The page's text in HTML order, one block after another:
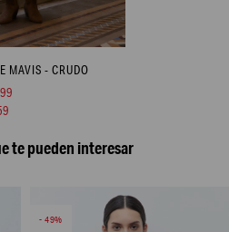
MAVIS - CRUDO
te pueden interesar
49